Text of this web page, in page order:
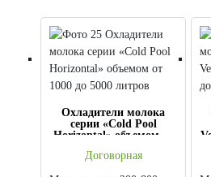
Охладители молока
серии «Cold Pool
Horizontal» объемом от
Договорная